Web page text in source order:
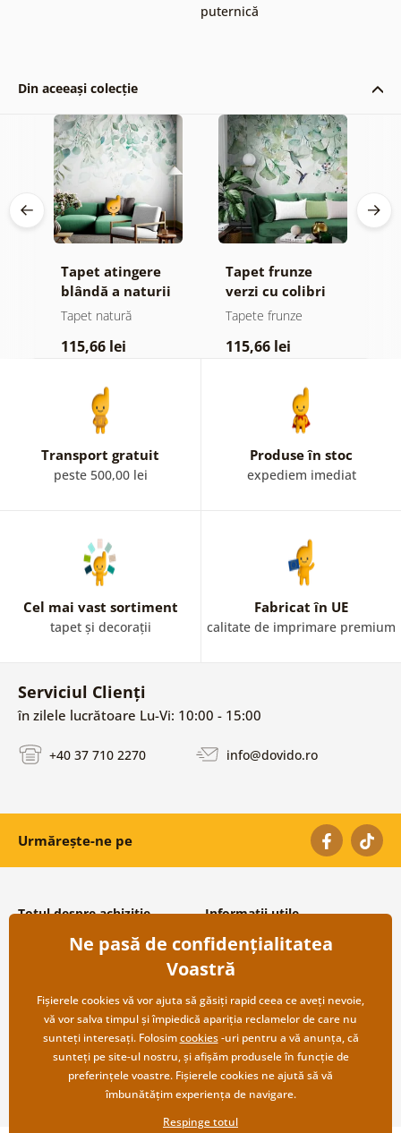
puternică
Din aceeași colecție
Tapet atingere
blândă a naturii
Tapet natură
115,66 lei
Tapet frunze
verzi cu colibri
Tapete frunze
115,66 lei
Transport gratuit
peste 500,00 lei
Produse în stoc
expediem imediat
Cel mai vast sortiment
tapet și decorații
Fabricat în UE
calitate de imprimare premium
Serviciul Clienți
în zilele lucrătoare Lu-Vi: 10:00 - 15:00
+40 37 710 2270 info@dovido.ro
Urmărește-ne pe
Totul despre achiziție
Condiții și termeni generali
Protecția datelor personale
Transport și modalități de plată
Returnare
Informații utile
Despre noi
Întrebări frecvente
Contacte
Cooperare angro
Ne pasă de confidențialitatea
Voastră
Fișierele cookies vă vor ajuta să găsiți rapid ceea ce aveți nevoie,
vă vor salva timpul și împiedică apariția reclamelor de care nu
sunteți interesați. Folosimcookies-uri pentru a vă anunța, că
sunteți pe site-ul nostru, și afișăm produsele în funcție de
preferințele voastre. Fișierele cookies ne ajută să vă
îmbunătățim experiența de navigare.
Respinge totul